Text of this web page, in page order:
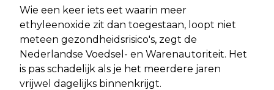
Wie een keer iets eet waarin meer
ethyleenoxide zit dan toegestaan, loopt niet
meteen gezondheidsrisico's, zegt de
Nederlandse Voedsel- en Warenautoriteit. Het
is pas schadelijk als je het meerdere jaren
vrijwel dagelijks binnenkrijgt.